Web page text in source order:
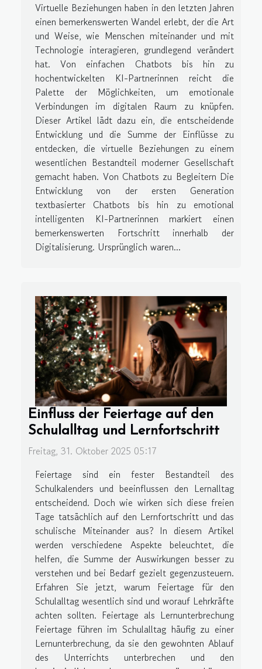
Virtuelle Beziehungen haben in den letzten Jahren
einen bemerkenswerten Wandel erlebt, der die Art
und Weise, wie Menschen miteinander und mit
Technologie interagieren, grundlegend verändert
hat. Von einfachen Chatbots bis hin zu
hochentwickelten KI-Partnerinnen reicht die
Palette der Möglichkeiten, um emotionale
Verbindungen im digitalen Raum zu knüpfen.
Dieser Artikel lädt dazu ein, die entscheidende
Entwicklung und die Summe der Einflüsse zu
entdecken, die virtuelle Beziehungen zu einem
wesentlichen Bestandteil moderner Gesellschaft
gemacht haben. Von Chatbots zu Begleitern Die
Entwicklung von der ersten Generation
textbasierter Chatbots bis hin zu emotional
intelligenten KI-Partnerinnen markiert einen
bemerkenswerten Fortschritt innerhalb der
Digitalisierung. Ursprünglich waren...
Einfluss der Feiertage auf den
Schulalltag und Lernfortschritt
Freitag, 31. Oktober 2025 05:17
Feiertage sind ein fester Bestandteil des
Schulkalenders und beeinflussen den Lernalltag
entscheidend. Doch wie wirken sich diese freien
Tage tatsächlich auf den Lernfortschritt und das
schulische Miteinander aus? In diesem Artikel
werden verschiedene Aspekte beleuchtet, die
helfen, die Summe der Auswirkungen besser zu
verstehen und bei Bedarf gezielt gegenzusteuern.
Erfahren Sie jetzt, warum Feiertage für den
Schulalltag wesentlich sind und worauf Lehrkräfte
achten sollten. Feiertage als Lernunterbrechung
Feiertage führen im Schulalltag häufig zu einer
Lernunterbrechung, da sie den gewohnten Ablauf
des Unterrichts unterbrechen und den